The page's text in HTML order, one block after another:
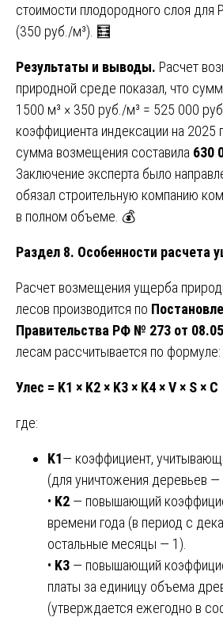
стоимости плодородного слоя для
(350 руб./м³). 🧮
Результаты и выводы. Расчет
природной среде показал, что
1500 м³ × 350 руб./м³ = 525 000
коэффициента индексации на 2025
сумма возмещения составила 630
Заключение эксперта было
обязал строительную компанию
в полном объеме. 💰
Раздел 8. Особенности расчета
Расчет возмещения ущерба
лесов производится по
Правительства РФ № 273 от
лесам рассчитывается по формуле:
Улес = K1 × K2 × K3 × K4 × V × S × C
где:
K1— коэффициент,
(для уничтожения деревьев —
• K2 — повышающий
времени года (в период с
остальные месяцы — 1).
• K3 — повышающий
платы за единицу объема
(утверждается ежегодно в